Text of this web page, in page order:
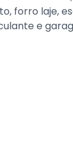
forro laje,
e